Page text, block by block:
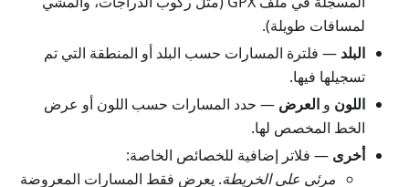
لمسافات طويلة).
البلد — فلترة المسارات حسب البلد أو المنطقة التي تم
تسجيلها فيها.
اللون و العرض — حدد المسارات حسب اللون أو عرض
الخط المخصص لها.
أخرى — فلاتر إضافية للخصائص الخاصة:
مرئي على الخريطة. يعرض فقط المسارات المعروضة